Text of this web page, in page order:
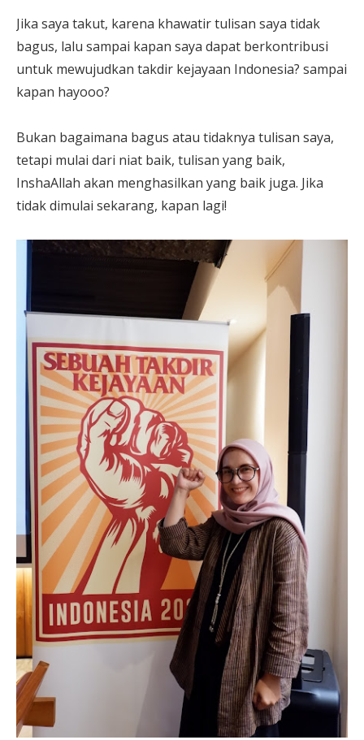
Jika saya takut, karena khawatir tulisan saya tidak
bagus, lalu sampai kapan saya dapat berkontribusi
untuk mewujudkan takdir kejayaan Indonesia? sampai
kapan hayooo?
Bukan bagaimana bagus atau tidaknya tulisan saya,
tetapi mulai dari niat baik, tulisan yang baik,
InshaAllah akan menghasilkan yang baik juga. Jika
tidak dimulai sekarang, kapan lagi!